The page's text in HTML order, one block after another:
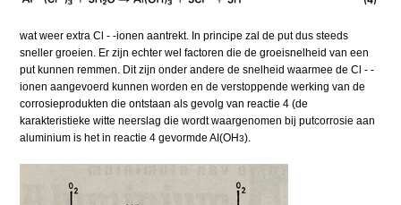
wat weer extra Cl - -ionen aantrekt. In principe zal de put dus steeds
sneller groeien. Er zijn echter wel factoren die de groeisnelheid van een
put kunnen remmen. Dit zijn onder andere de snelheid waarmee de Cl - -
ionen aangevoerd kunnen worden en de verstoppende werking van de
corrosieprodukten die ontstaan als gevolg van reactie 4 (de
karakteristieke witte neerslag die wordt waargenomen bij putcorrosie aan
aluminium is het in reactie 4 gevormde AI(OH3).